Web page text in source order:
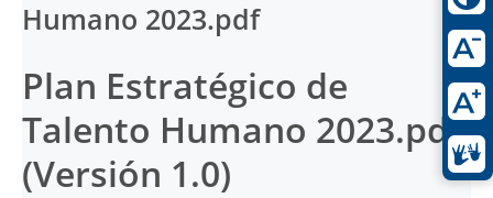
Humano 2023.pdf
Plan Estratégico de
Talento Humano 2023.pdf
(Versión 1.0)